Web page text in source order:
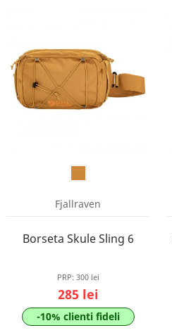
Fjallraven
Borseta Skule Sling 6
PRP: 300 lei
285 lei
-10% clienti fideli